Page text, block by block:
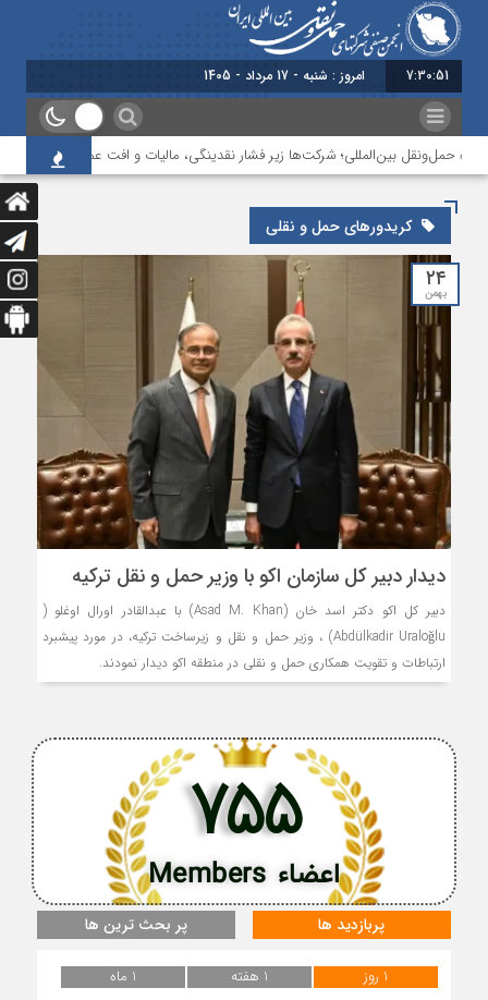
7:30:52 امروز : شنبه - 17 مرداد - 1405
حمل‌ونقل بین‌المللی؛ شرکت‌ها زیر فشار نقدینگی، مالیات و افت عملیات
کریدورهای حمل و نقلی
۲۴
بهمن
دیدار دبیر کل سازمان اکو با وزیر حمل و نقل ترکیه
دبیر کل اکو دكتر اسد خان (Asad M. Khan) با عبدالقادر اورال اوغلو (
Abdülkadir Uraloğlu) ، وزیر حمل و نقل و زیرساخت ترکیه، در مورد پیشبرد
ارتباطات و تقویت همکاری حمل و نقلی در منطقه اکو دیدار نمودند.
اعضاء Members
755
پربازدید ها پر بحث ترین ها
1 روز 1 هفته
1 ماه